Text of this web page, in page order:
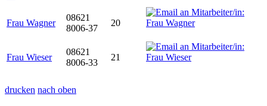
Frau Wagner
08621
8006-37
20
Frau Wieser
08621
8006-33
21
drucken nach oben